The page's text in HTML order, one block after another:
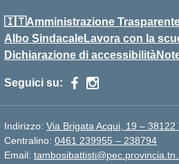
🇮🇹Amministrazione
Albo SindacaleLavora con la
Dichiarazione di accessibilità
Seguici su:
Indirizzo: Via Brigata Acqui, 19 – 38122
Centralino: 0461 239955 – 238794
Email: